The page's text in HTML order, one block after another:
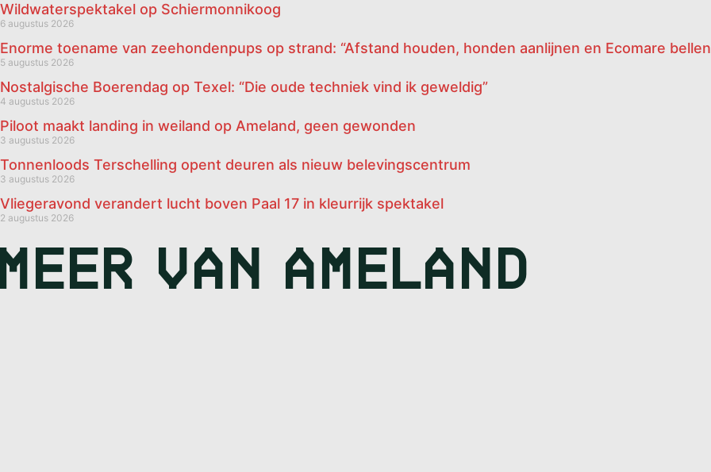
Wildwaterspektakel op Schiermonnikoog
6 augustus 2026
Enorme toename van zeehondenpups op strand: “Afstand houden, honden aanlijnen en Ecomare
5 augustus 2026
Nostalgische Boerendag op Texel: “Die oude techniek vind ik geweldig”
4 augustus 2026
Piloot maakt landing in weiland op Ameland, geen gewonden
3 augustus 2026
Tonnenloods Terschelling opent deuren als nieuw belevingscentrum
3 augustus 2026
Vliegeravond verandert lucht boven Paal 17 in kleurrijk spektakel
2 augustus 2026
MEER VANAMELAND